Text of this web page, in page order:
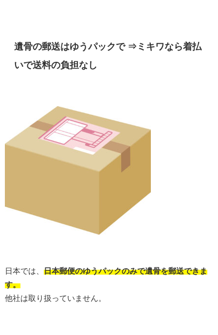
遺骨の郵送はゆうパックで ⇒ミキワなら着払
いで送料の負担なし
日本では、 日本郵便のゆうパックのみで遺骨を郵送できま
す。
他社は取り扱っていません。